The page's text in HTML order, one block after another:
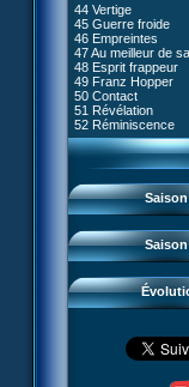
44 Vertige
45 Guerre froide
46 Empreintes
47 Au meilleur de
48 Esprit frappeur
49 Franz Hopper
50 Contact
51 Révélation
52 Réminiscence
Saison
54 Lyoko moins un
55 Raz de marée
56 Fausse piste
57 Aelita
58 Le prétendant
59 Le secret
60 Tarentule au
61 Sabotage
62 Désincarnation
63 Triple sot
64 Surmenage
65 Dernier round
Saison
81 Oeil pour oeil
82 Mémoire blanche
83 Superstition
84 Missile guidé
85 La belle de Kadic
86 Kiwi superstar
87 Planète bleue
88 Cousins ennemis
89 Il est sensé
90 Médusée
91 Mauvaises
93 Retour
94 Contre-attaque
95 Souvenirs
#09 - Comment
#10 - Le réveil du
#11 - Rendez-vous
#12 - Chaos à Kadic
#13 - Vendredi 13
#14 - Intrusion
#15 - Les sans-
#16 - Confusion
#17 - Un avenir
assuré
#18 - Obstination
#19 - Le piège
#21 - Faux-
#22 - Mutinerie
#24 - Paradoxe
#25 - Hécatombe
#26 - Ultime